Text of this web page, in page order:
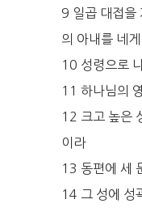
9 일곱 대접을
의 아내를 네
10 성령으로
11 하나님의
12 크고 높은
이라
13 동편에 세
14 그 성에 성